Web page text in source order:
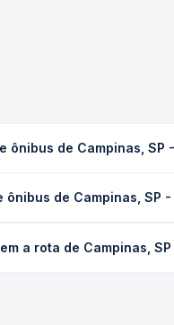
ônibus de Campinas, SP
e as condições de
de Campinas, SP
da compra.
a rota de Campinas,